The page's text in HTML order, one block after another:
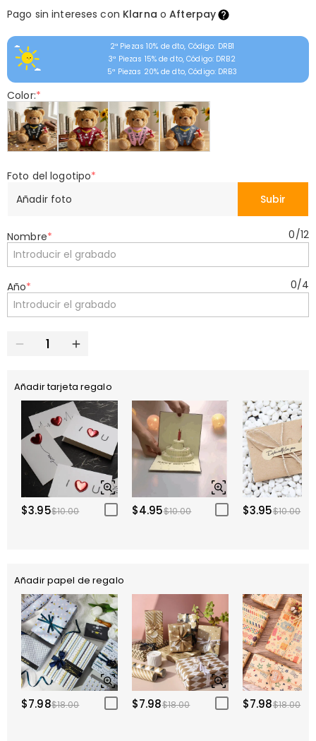
Pago sin intereses con Klarna oAfterpay
2ª Piezas 10% de dto, Código: DRB1
3ª Piezas 15% de dto, Código: DRB2
5ª Piezas 20% de dto, Código: DRB3
Color:*
Foto del logotipo*
Añadir foto
Subir
Nombre* 0/12
Año* 0/4
Añadir tarjeta regalo
$3.95$10.00 $4.95$10.00 $3.95$10.00
Añadir papel de regalo
$7.98$18.00 $7.98$18.00 $7.98$18.00